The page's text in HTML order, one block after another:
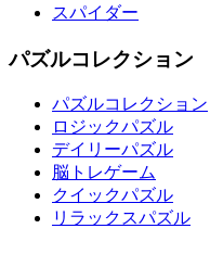
スパイダー
パズルコレクション
パズルコレクション
ロジックパズル
デイリーパズル
脳トレゲーム
クイックパズル
リラックスパズル